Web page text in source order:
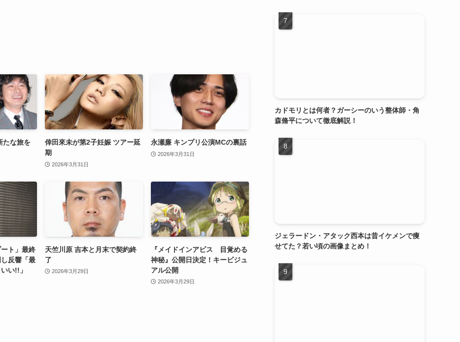
たな旅を
倖田來未が第2子妊娠 ツアー延
期
2026年3月31日
永瀬廉 キンプリ公演MCの裏話
2026年3月31日
ート」最終
反響「最
い!!」
天竺川原 吉本と月末で契約終
了
2026年3月29日
『メイドインアビス 目覚める
神秘』公開日決定！キービジュ
アル公開
2026年3月29日
カドモリとは何者？ガーシーのいう整体師・角
森脩平について徹底解説！
ジェラードン・アタック西本は昔イケメンで痩
せてた？若い頃の画像まとめ！